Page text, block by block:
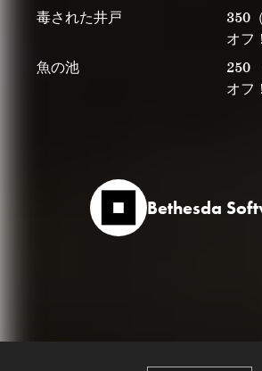
毒された井戸
350
オフ
魚の池
250
オフ
Bethesda